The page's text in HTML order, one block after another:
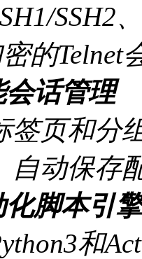
SSH2
密的
会话管理
签页和分
自动保存
化脚本引擎
和